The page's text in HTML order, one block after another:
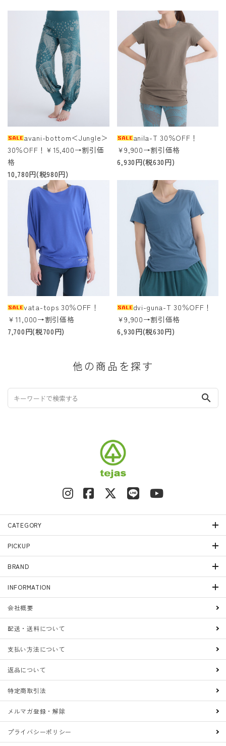
avani-bottom＜Jungle＞
30％OFF！￥15,400→割引価
格
10,780円(税980円)
anila-T 30％OFF！
￥9,900→割引価格
6,930円(税630円)
vata-tops 30％OFF！
￥11,000→割引価格
7,700円(税700円)
dvi-guna-T 30％OFF！
￥9,900→割引価格
6,930円(税630円)
他の商品を探す
search
CATEGORY
PICKUP
BRAND
INFORMATION
会社概要
配送・送料について
支払い方法について
返品について
特定商取引法
メルマガ登録・解除
プライバシーポリシー